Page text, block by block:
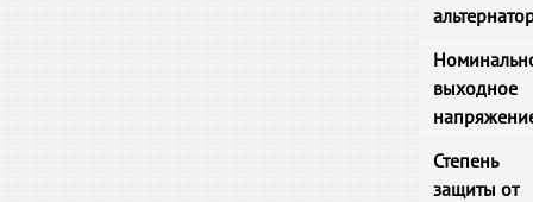
выходное
Степень
защиты от